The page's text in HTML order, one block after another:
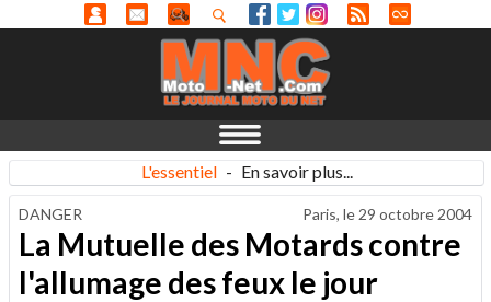
L'essentiel - En savoir plus...
DANGER Paris, le 29 octobre 2004
La Mutuelle des Motards contre
l'allumage des feux le jour